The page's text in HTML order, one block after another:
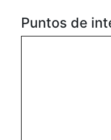
Puntos de